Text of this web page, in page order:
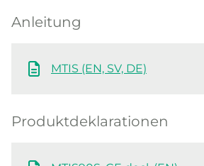
Anleitung
MTIS (EN, SV, DE)
Produktdeklarationen